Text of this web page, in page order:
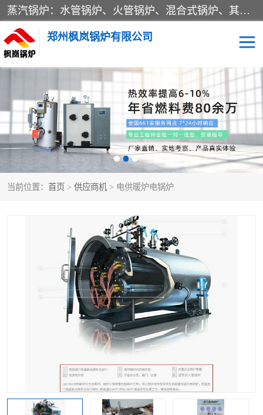
蒸汽锅炉：水管锅炉、火管锅炉、混合式锅炉、其他蒸汽锅炉； 热水锅炉：家用型集中供暖用热水锅炉、其他热水锅炉； 有机热载体锅炉； 船用蒸汽锅炉； （锅炉用辅助设备及装置）蒸汽冷凝器：表面冷凝器、混合式冷凝器、空冷式冷凝器、其他蒸汽冷凝器； 锅炉用辅助设备：节热器、蒸汽收集器、蓄能器、烟垢清除器、气体回收器、泥渣刮除器、空气预热器、其他锅炉用辅助设备；
郑州枫岚锅炉有限公司
当前位置： 首页 > 供应商机 > 电供暖炉电锅炉